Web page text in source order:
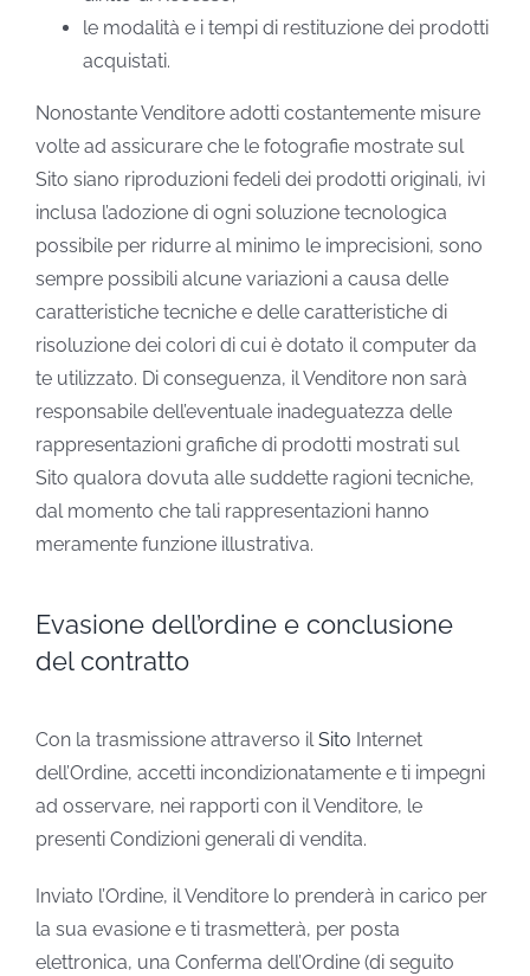
le modalità e i tempi di restituzione dei prodotti
acquistati.
Nonostante Venditore adotti costantemente misure
volte ad assicurare che le fotografie mostrate sul
Sito siano riproduzioni fedeli dei prodotti originali, ivi
inclusa l’adozione di ogni soluzione tecnologica
possibile per ridurre al minimo le imprecisioni, sono
sempre possibili alcune variazioni a causa delle
caratteristiche tecniche e delle caratteristiche di
risoluzione dei colori di cui è dotato il computer da
te utilizzato. Di conseguenza, il Venditore non sarà
responsabile dell’eventuale inadeguatezza delle
rappresentazioni grafiche di prodotti mostrati sul
Sito qualora dovuta alle suddette ragioni tecniche,
dal momento che tali rappresentazioni hanno
meramente funzione illustrativa.
Evasione dell’ordine e conclusione
del contratto
Con la trasmissione attraverso ilSito Internet
dell’Ordine, accetti incondizionatamente e ti impegni
ad osservare, nei rapporti con il Venditore, le
presenti Condizioni generali di vendita.
Inviato l’Ordine, il Venditore lo prenderà in carico per
la sua evasione e ti trasmetterà, per posta
elettronica, una Conferma dell’Ordine (di seguito